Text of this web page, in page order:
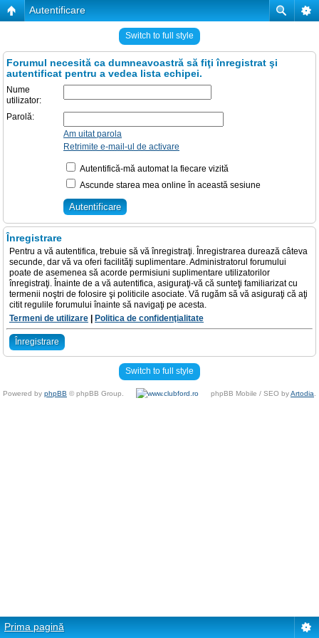
Autentificare
Switch to full style
Forumul necesită ca dumneavoastră să fiţi înregistrat şi
autentificat pentru a vedea lista echipei.
Nume
utilizator:
Parolă:
Am uitat parola
Retrimite e-mail-ul de activare
Autentifică-mă automat la fiecare vizită
Ascunde starea mea online în această sesiune
Înregistrare
Pentru a vă autentifica, trebuie să vă înregistraţi. Înregistrarea durează câteva
secunde, dar vă va oferi facilităţi suplimentare. Administratorul forumului
poate de asemenea să acorde permisiuni suplimentare utilizatorilor
înregistraţi. Înainte de a vă autentifica, asiguraţi-vă că sunteţi familiarizat cu
termenii noştri de folosire şi politicile asociate. Vă rugăm să vă asiguraţi că aţi
citit regulile forumului înainte să navigaţi pe acesta.
Termeni de utilizare
Politica de confidenţialitate
Înregistrare
Switch to full style
Powered by phpBB © phpBB Group. phpBB Mobile / SEO byArtodia
Prima pagină